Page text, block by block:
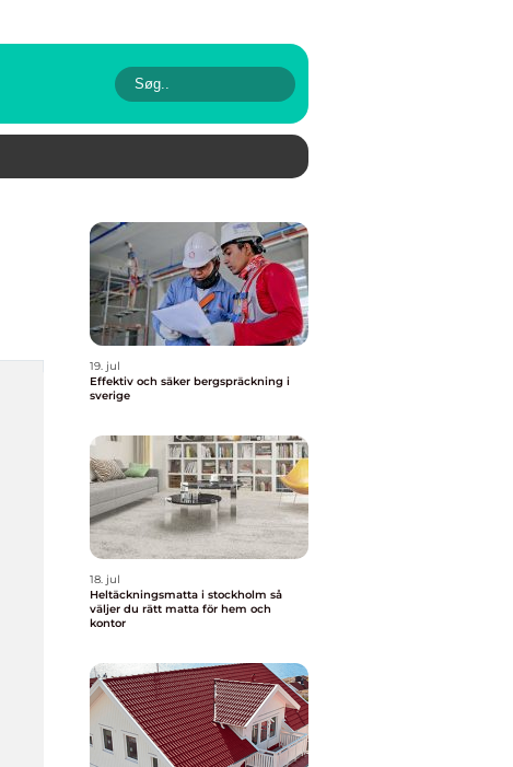
19. jul
Effektiv och säker bergspräckning i
sverige
18. jul
Heltäckningsmatta i stockholm så
väljer du rätt matta för hem och
kontor